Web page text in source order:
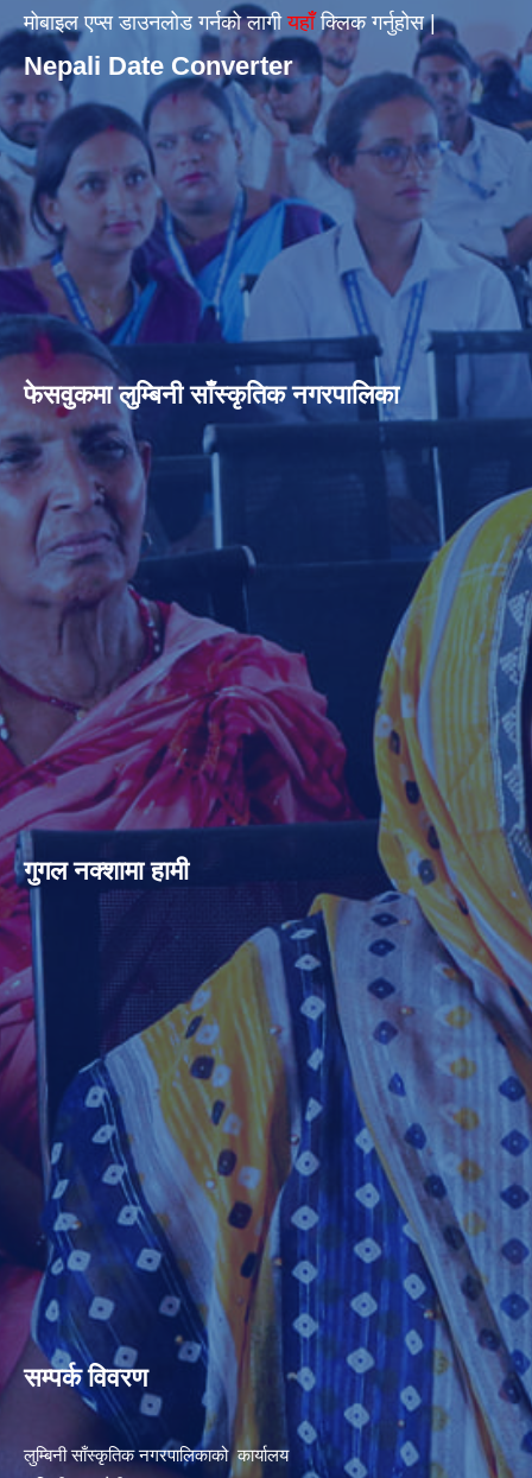
मोबाइल एप्स डाउनलोड गर्नको लागीयहाँँक्लिक गर्नुहोस |
Nepali Date Converter
फेसवुकमा लुम्बिनी साँस्कृतिक नगरपालिका
गुगल नक्शामा हामी
सम्पर्क विवरण
लुम्बिनी साँस्कृतिक नगरपालिकाको कार्यालय